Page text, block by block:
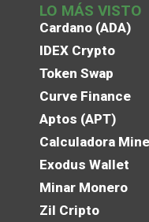
LO MÁS VISTO
Cardano (ADA)
IDEX Crypto
Token Swap
Curve Finance
Aptos (APT)
Calculadora
Exodus Wallet
Minar Monero
Zil Cripto